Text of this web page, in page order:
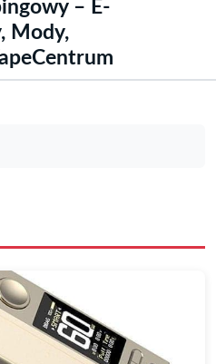
– E-
Mody,